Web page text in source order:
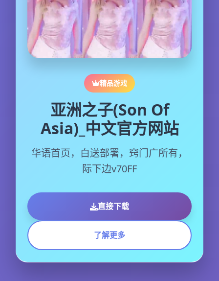
精品游戏
亚洲之子(Son Of
Asia)_中文官方网站
华语首页，白送部署，窍门广所有，
际下边v70FF
直接下载
了解更多